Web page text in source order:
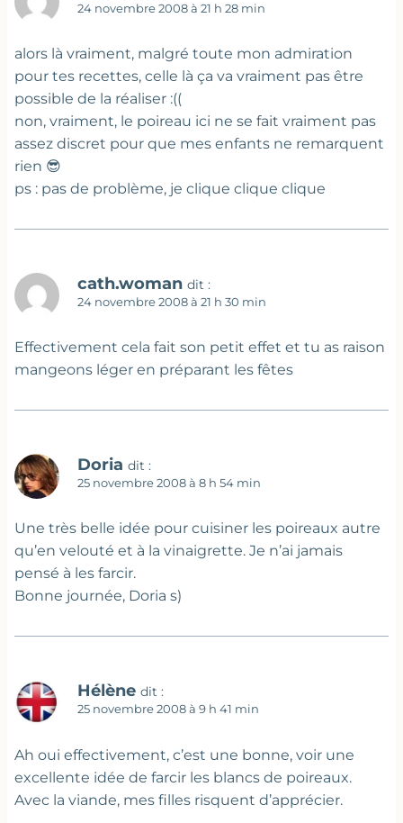
24 novembre 2008 à 21 h 28 min
alors là vraiment, malgré toute mon admiration
pour tes recettes, celle là ça va vraiment pas être
possible de la réaliser :((
non, vraiment, le poireau ici ne se fait vraiment pas
assez discret pour que mes enfants ne remarquent
rien 😎
ps : pas de problème, je clique clique clique
cath.woman dit :
24 novembre 2008 à 21 h 30 min
Effectivement cela fait son petit effet et tu as raison
mangeons léger en préparant les fêtes
Doria dit :
25 novembre 2008 à 8 h 54 min
Une très belle idée pour cuisiner les poireaux autre
qu’en velouté et à la vinaigrette. Je n’ai jamais
pensé à les farcir.
Bonne journée, Doria s)
Hélène dit :
25 novembre 2008 à 9 h 41 min
Ah oui effectivement, c’est une bonne, voir une
excellente idée de farcir les blancs de poireaux.
Avec la viande, mes filles risquent d’apprécier.